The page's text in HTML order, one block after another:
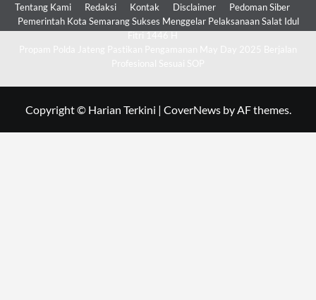
Tentang Kami Redaksi Kontak Disclaimer
Pedoman Siber
Pemerintah Kota Semarang Sukses Menggelar Pelaksanaan Salat Idul
Copyright © Harian Terkini | CoverNewsby AF themes.